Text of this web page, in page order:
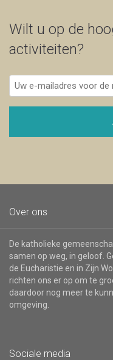
Wilt u op de
activiteiten?
Uw
e-
mailadres
de
Over ons
De katholieke
samen op weg, in geloof.
de Eucharistie en in Zijn
richten ons er op om te
daardoor nog meer te
omgeving.
Sociale media